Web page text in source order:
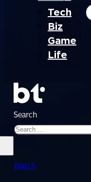
Tech
Biz
Game
Life
Search
Watch